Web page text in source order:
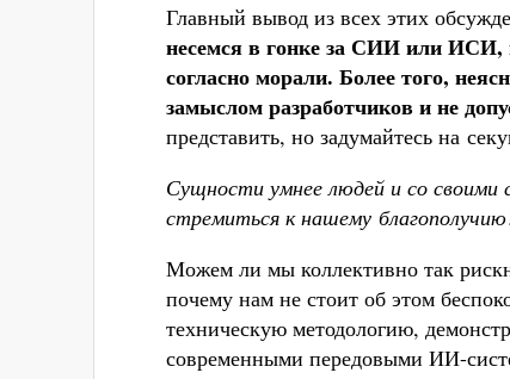
Главный вывод из всех этих
несемся в гонке за СИИ или ИСИ,
согласно морали. Более того,
замыслом разработчиков и не
представить, но задумайтесь на
Сущности умнее людей и со
стремиться к нашему
Можем ли мы коллективно так
почему нам не стоит об этом
техническую методологию,
современными передовыми ИИ-